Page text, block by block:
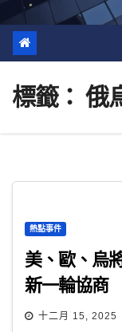
標籤： 俄
熱點事件
美、歐、烏
新一輪協商
十二月 15, 2025